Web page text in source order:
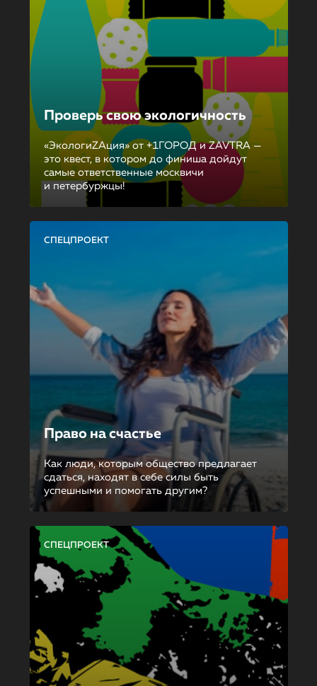
Проверь свою экологичность
«ЭкологиZAция» от +1ГОРОД и ZAVTRA —
это квест, в котором до финиша дойдут
самые ответственные москвичи
и петербуржцы!
СПЕЦПРОЕКТ
Право на счастье
Как люди, которым общество предлагает
сдаться, находят в себе силы быть
успешными и помогать другим?
СПЕЦПРОЕКТ